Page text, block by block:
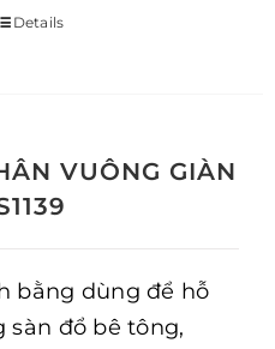
Details
VUÔNG GIÀN
bằng dùng để hỗ
sàn đổ bê tông,